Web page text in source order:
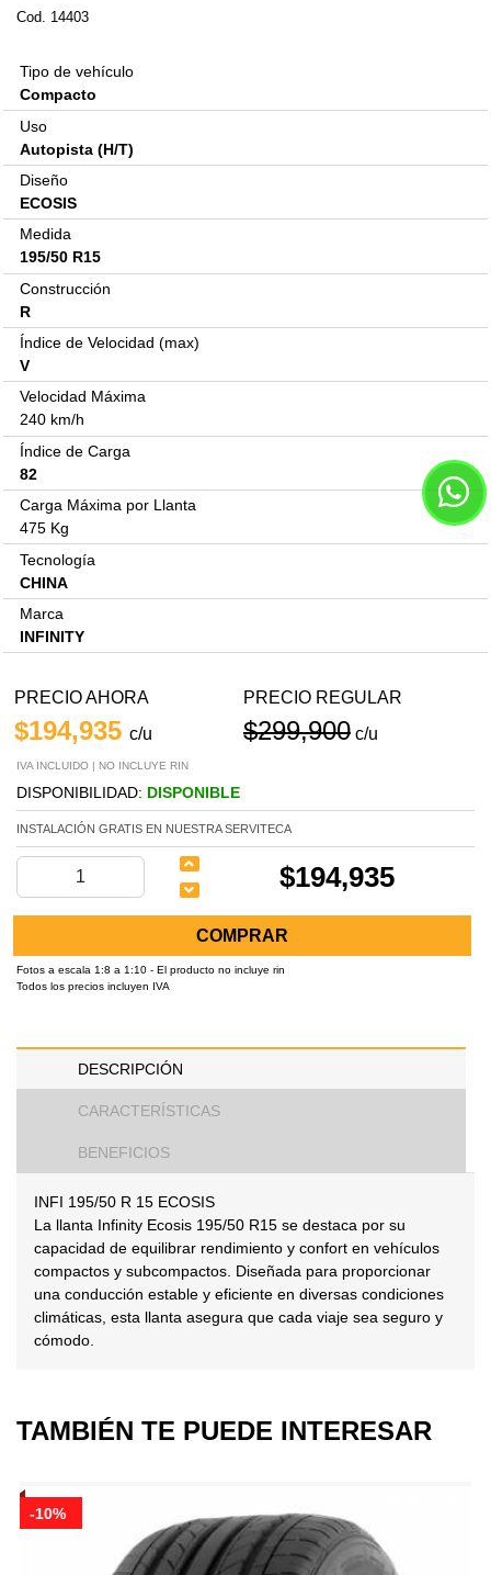
Cod. 14403
Tipo de vehículo
Compacto
Uso
Autopista (H/T)
Diseño
ECOSIS
Medida
195/50 R15
Construcción
R
Índice de Velocidad (max)
V
Velocidad Máxima
240 km/h
Índice de Carga
82
Carga Máxima por Llanta
475 Kg
Tecnología
CHINA
Marca
INFINITY
PRECIO AHORA
$194,935 c/u
PRECIO REGULAR
$299,900 c/u
IVA INCLUIDO | NO INCLUYE RIN
DISPONIBILIDAD: DISPONIBLE
INSTALACIÓN GRATIS EN NUESTRA SERVITECA
$194,935
COMPRAR
Fotos a escala 1:8 a 1:10 - El producto no incluye rin
Todos los precios incluyen IVA
DESCRIPCIÓN
CARACTERÍSTICAS
BENEFICIOS
INFI 195/50 R 15 ECOSIS
La llanta Infinity Ecosis 195/50 R15 se destaca por su
capacidad de equilibrar rendimiento y confort en vehículos
compactos y subcompactos. Diseñada para proporcionar
una conducción estable y eficiente en diversas condiciones
climáticas, esta llanta asegura que cada viaje sea seguro y
cómodo.
TAMBIÉN TE PUEDE INTERESAR
-10%